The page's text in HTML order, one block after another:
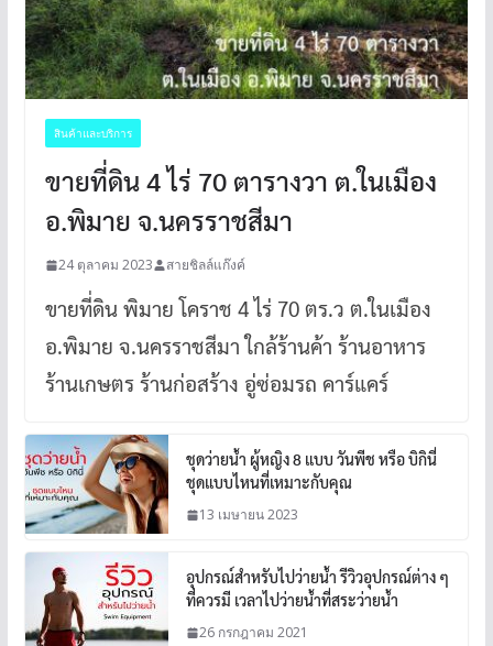
สินค้าและบริการ
ขายที่ดิน 4 ไร่ 70 ตารางวา ต.ในเมือง
อ.พิมาย จ.นครราชสีมา
24 ตุลาคม 2023 สายชิลล์แก๊งค์
ขายที่ดิน พิมาย โคราช 4 ไร่ 70 ตร.ว ต.ในเมือง
อ.พิมาย จ.นครราชสีมา ใกล้ร้านค้า ร้านอาหาร
ร้านเกษตร ร้านก่อสร้าง อู่ซ่อมรถ คาร์แคร์
ชุดว่ายน้ำ ผู้หญิง 8 แบบ วันพีช หรือ บิกินี่
ชุดแบบไหนที่เหมาะกับคุณ
13 เมษายน 2023
อุปกรณ์สำหรับไปว่ายน้ำ รีวิวอุปกรณ์ต่าง ๆ
ที่ควรมี เวลาไปว่ายน้ำที่สระว่ายน้ำ
26 กรกฎาคม 2021